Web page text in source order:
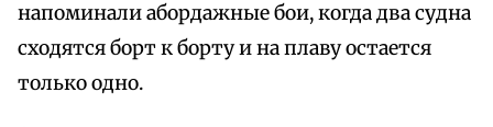
напоминали абордажные бои, когда два судна
сходятся борт к борту и на плаву остается
только одно.